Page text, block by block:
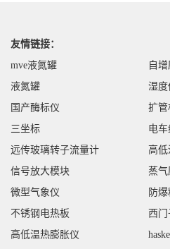
友情链接：
mve液氮罐
自
液氮罐
湿度
国产酶标仪
扩管
三坐标
电车
远传玻璃转子流量计
高
信号放大模块
蒸
微型气象仪
防
不锈钢电热板
西门
高低温热膨胀仪